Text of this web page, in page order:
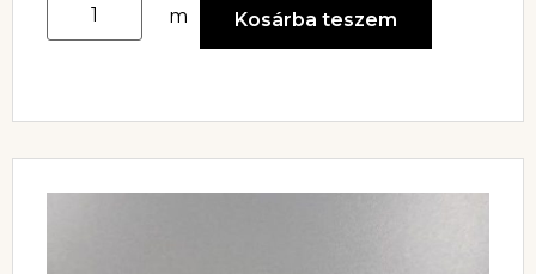
m Kosárba teszem